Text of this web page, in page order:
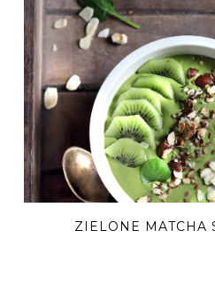
ZIELONE MATCHA